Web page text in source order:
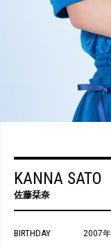
KANNA SATO
佐藤栞奈
BIRTHDAY 2007